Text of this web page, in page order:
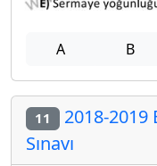
A B
11 2018-2019
Sınavı